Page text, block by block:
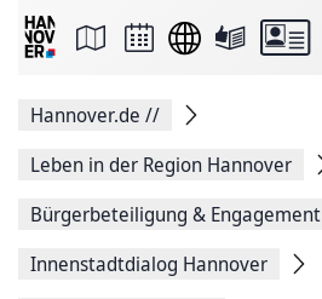
Seite
Facebook
teilen
Seitenlink
Seite
Hannover.de //
Leben in der Region Hannover
Bürgerbeteiligung & Engagement
Innenstadtdialog Hannover